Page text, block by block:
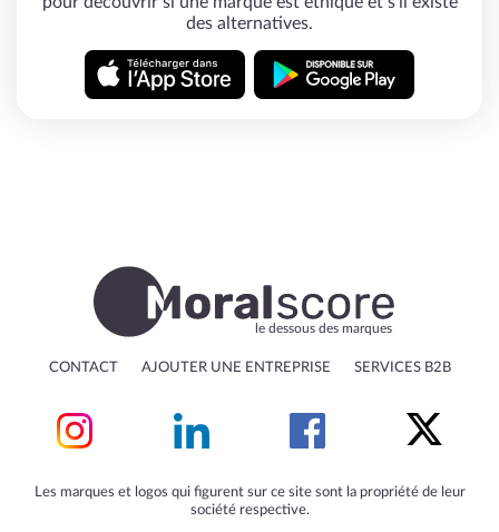
des alternatives.
le dessous des marques
CONTACT AJOUTER UNE ENTREPRISE SERVICES B2B
Les marques et logos qui figurent sur ce site sont la propriété de leur
société respective.